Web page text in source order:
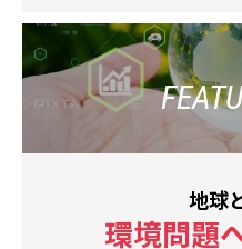
地球
環境問題